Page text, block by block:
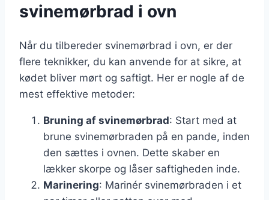
svinemørbrad i ovn
Når du tilbereder svinemørbrad i ovn, er der
flere teknikker, du kan anvende for at sikre, at
kødet bliver mørt og saftigt. Her er nogle af de
mest effektive metoder:
Bruning af svinemørbrad: Start med at
brune svinemørbraden på en pande, inden
den sættes i ovnen. Dette skaber en
lækker skorpe og låser saftigheden inde.
Marinering: Marinér svinemørbraden i et